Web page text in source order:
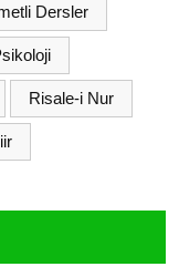
Dersler
Risale-i Nur